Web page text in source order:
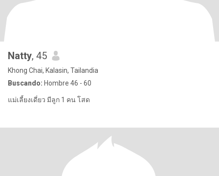
Natty, 45
Khong Chai, Kalasin, Tailandia
Buscando: Hombre 46 - 60
แม่เลี้ยงเดี่ยว มีลูก 1 คน โสด